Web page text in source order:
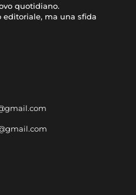
quotidiano.
editoriale, ma una sfida